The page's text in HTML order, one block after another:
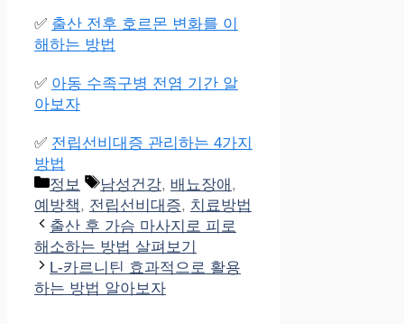
✅ 출산 전후 호르몬 변화를 이
해하는 방법
✅ 아동 수족구병 전염 기간 알
아보자
✅ 전립선비대증 관리하는 4가지
방법
Categories
정보 Tags
남성건강, 배뇨장애 ,
예방책, 전립선비대증, 치료방법
출산 후 가슴 마사지로 피로
해소하는 방법 살펴보기
L-카르니틴 효과적으로 활용
하는 방법 알아보자